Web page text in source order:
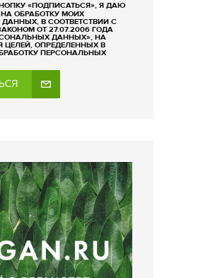
«ПОДПИСАТЬСЯ», Я ДАЮ
ОБРАБОТКУ МОИХ
В СООТВЕТСТВИИ С
ОТ 27.07.2006 ГОДА
ДАННЫХ», НА
ЦЕЛЕЙ, ОПРЕДЕЛЕННЫХ В
ПЕРСОНАЛЬНЫХ